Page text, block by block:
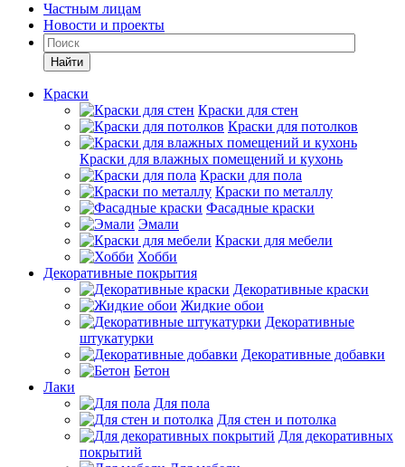
Частным лицам
Новости и проекты
Найти
Краски
Краски для стен
Краски для потолков
Краски для влажных помещений и кухонь
Краски для пола
Краски по металлу
Фасадные краски
Эмали
Краски для мебели
Хобби
Декоративные покрытия
Декоративные краски
Жидкие обои
Декоративные
штукатурки
Декоративные добавки
Бетон
Лаки
Для пола
Для стен и потолка
Для декоративных
покрытий